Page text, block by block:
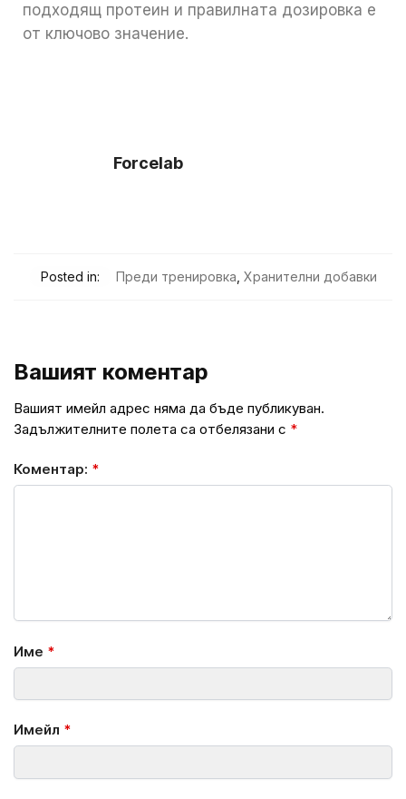
подходящ протеин и правилната дозировка е
от ключово значение.
Forcelab
Posted in: Преди тренировка Хранителни добавки
Вашият коментар
Вашият имейл адрес няма да бъде публикуван.
Задължителните полета са отбелязани с *
Коментар: *
Име *
Имейл *